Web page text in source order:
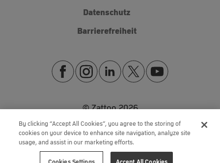
Datenschutz
Barrierefreiheit
© Zattoo2026
By clicking “Accept All Cookies”, you agree to the storing of
cookies on your device to enhance site navigation, analyze site
usage, and assist in our marketing efforts.